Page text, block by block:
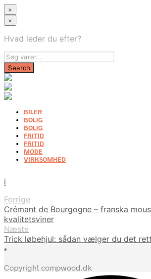
×
×
Hvad leder du efter?
BILER
BOLIG
BOLIG
FRITID
FRITID
MODE
VIRKSOMHED
i
Forrige
Crémant de Bourgogne – franska
kvalitetsviner
Næste
Trick løbehjul: sådan vælger du det
•
Copyright compwood.dk